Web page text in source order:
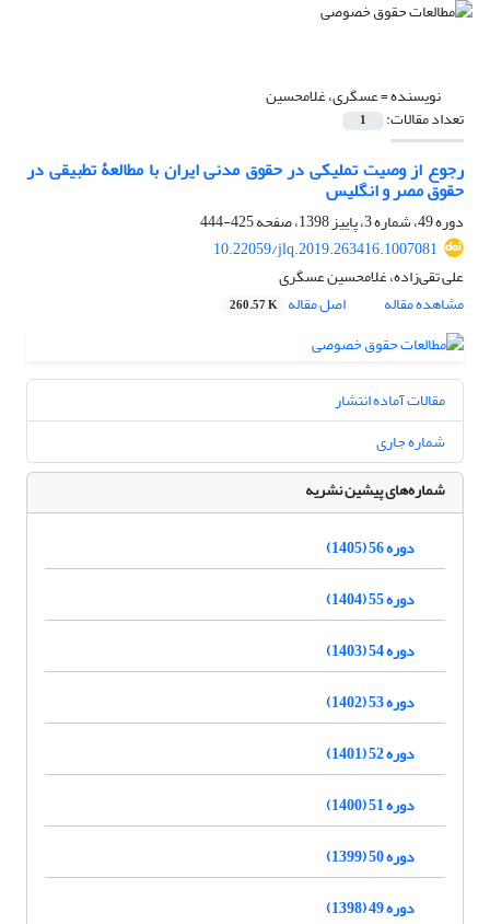
نویسنده =عسگری، غلامحسین
تعداد مقالات: 1
رجوع از وصیت تملیکی در حقوق مدنی ایران با مطالعۀ تطبیقی در
حقوق مصر و انگلیس
دوره 49، شماره 3، پاییز 1398، صفحه
425-444
10.22059/jlq.2019.263416.1007081
علی تقی‌زاده، غلامحسین عسگری
مشاهده مقاله
اصل مقاله 260.57 K
مقالات آماده انتشار
شماره جاری
شماره‌های پیشین نشریه
دوره 56 (1405)
دوره 55 (1404)
دوره 54 (1403)
دوره 53 (1402)
دوره 52 (1401)
دوره 51 (1400)
دوره 50 (1399)
دوره 49 (1398)